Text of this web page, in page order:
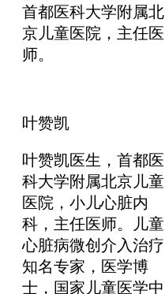
首都医科大学附属北
京儿童医院，主任医
师。
叶赞凯
叶赞凯医生，首都医
科大学附属北京儿童
医院，小儿心脏内
科，主任医师。儿童
心脏病微创介入治疗
知名专家，医学博
士，国家儿童医学中